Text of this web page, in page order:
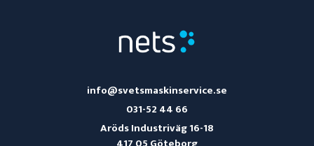
info@svetsmaskinservice.se
031-52 44 66
Aröds Industriväg 16-18